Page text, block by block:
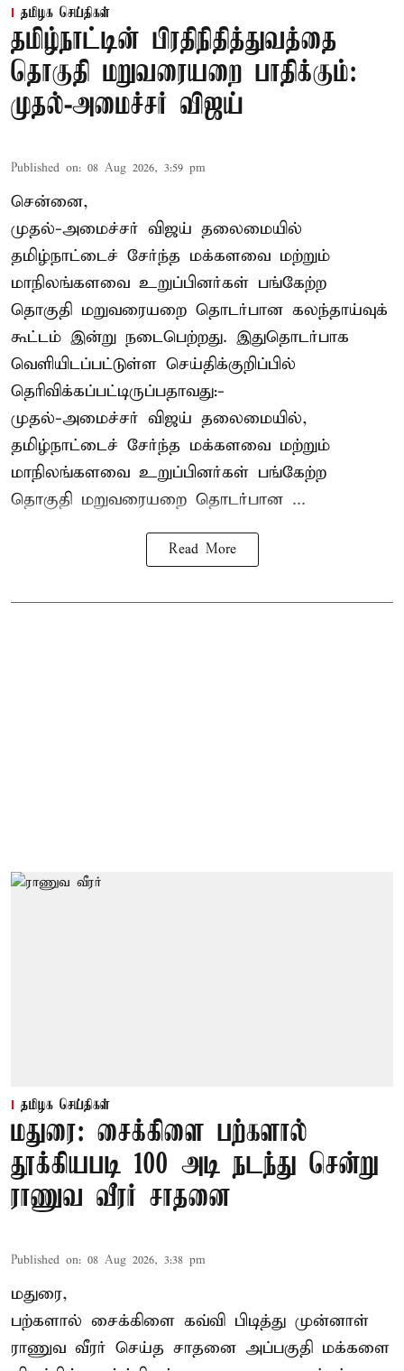
தமிழக செய்திகள்
தமிழ்நாட்டின் பிரதிநிதித்துவத்தை
தொகுதி மறுவரையறை பாதிக்கும்:
முதல்-அமைச்சர் விஜய்
Published on: 08 Aug 2026, 3:59 pm
சென்னை,
முதல்-அமைச்சர் விஜய் தலைமையில்
தமிழ்நாட்டைச் சேர்ந்த மக்களவை மற்றும்
மாநிலங்களவை உறுப்பினர்கள் பங்கேற்ற
தொகுதி மறுவரையறை தொடர்பான கலந்தாய்வுக்
கூட்டம் இன்று நடைபெற்றது. இதுதொடர்பாக
வெளியிடப்பட்டுள்ள செய்திக்குறிப்பில்
தெரிவிக்கப்பட்டிருப்பதாவது:-
முதல்-அமைச்சர் விஜய் தலைமையில்,
தமிழ்நாட்டைச் சேர்ந்த மக்களவை மற்றும்
மாநிலங்களவை உறுப்பினர்கள் பங்கேற்ற
தொகுதி மறுவரையறை தொடர்பான ...
Read More
தமிழக செய்திகள்
மதுரை: சைக்கிளை பற்களால்
தூக்கியபடி 100 அடி நடந்து சென்று
ராணுவ வீரர் சாதனை
Published on: 08 Aug 2026, 3:38 pm
மதுரை,
பற்களால் சைக்கிளை கவ்வி பிடித்து முன்னாள்
ராணுவ வீரர் செய்த சாதனை அப்பகுதி மக்களை